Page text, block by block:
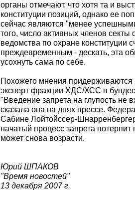
органы отмечают, что хотя та и
конституции позиций, однако ее
сейчас являются "менее
того, число активных членов
ведомства по охране конституции
преждевременным - дескать, эта
усохнуть сама по себе.
Похожего мнения придерживаются
эксперт фракции ХДС/ХСС в
"Введение запрета на глупость не
сказала она на днях прессе.
Сабине Лойтойссер-
начатый процесс запрета
может снова возрасти.
Юрий ШПАКОВ
"Время новостей"
13 декабря 2007 г.